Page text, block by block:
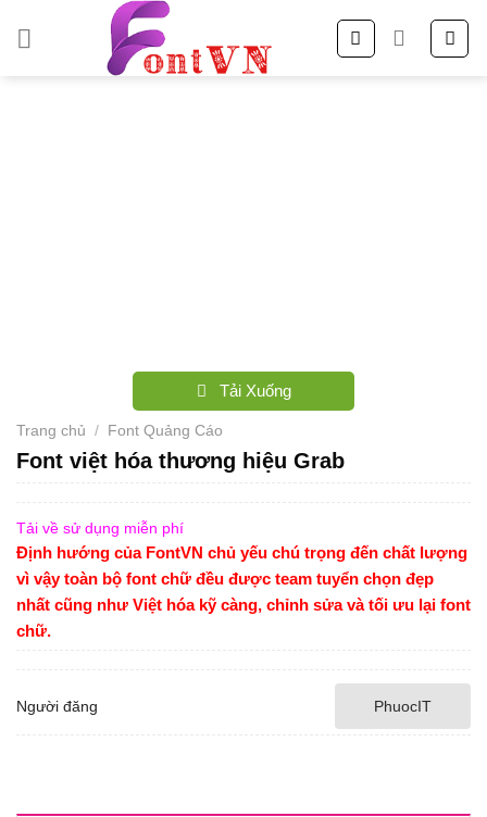
Tải Xuống
Trang chủ / Font Quảng Cáo
Font việt hóa thương hiệu Grab
Tải về sử dụng miễn phí
Định hướng của FontVN chủ yếu chú trọng đến chất lượng
vì vậy toàn bộ font chữ đều được team tuyển chọn đẹp
nhất cũng như Việt hóa kỹ càng, chỉnh sửa và tối ưu lại font
chữ.
Người đăng PhuocIT